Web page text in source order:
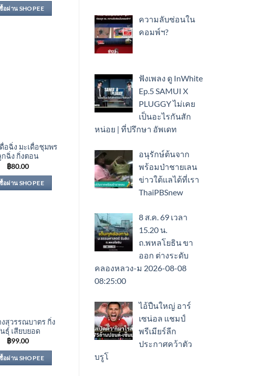
อผ่าน SHOPEE
อฉิ่ง มะเดื่อชุมพร
กฉิ่ง กิ่งตอน
฿80.00
อผ่าน SHOPEE
งสุวรรณบาตร กิ่ง
ธุ์ เสียบยอด
฿99.00
อผ่าน SHOPEE
ความลับซ่อนใน
คอมพ์ฯ?
ฟังเพลง ดู InWhite
Ep.5 SAMUI X
PLUGGY ไม่เคย
เป็นอะไรกันสัก
หน่อย | ที่ปรึกษา อัพเดท
อนุรักษ์ต้นจาก
พร้อมป่าชายเลน
ข่าวใต้แลได้ที่เรา
ThaiPBSnew
8 ส.ค. 69 เวลา
15.20 น.
ถ.พหลโยธิน ขา
ออก ต่างระดับ
คลองหลวง-ม 2026-08-08
08:25:00
ไอ้ปืนใหญ่ อาร์
เซน่อล แชมป์
พรีเมียร์ลีก
ประกาศคว้าตัว
บรูโ